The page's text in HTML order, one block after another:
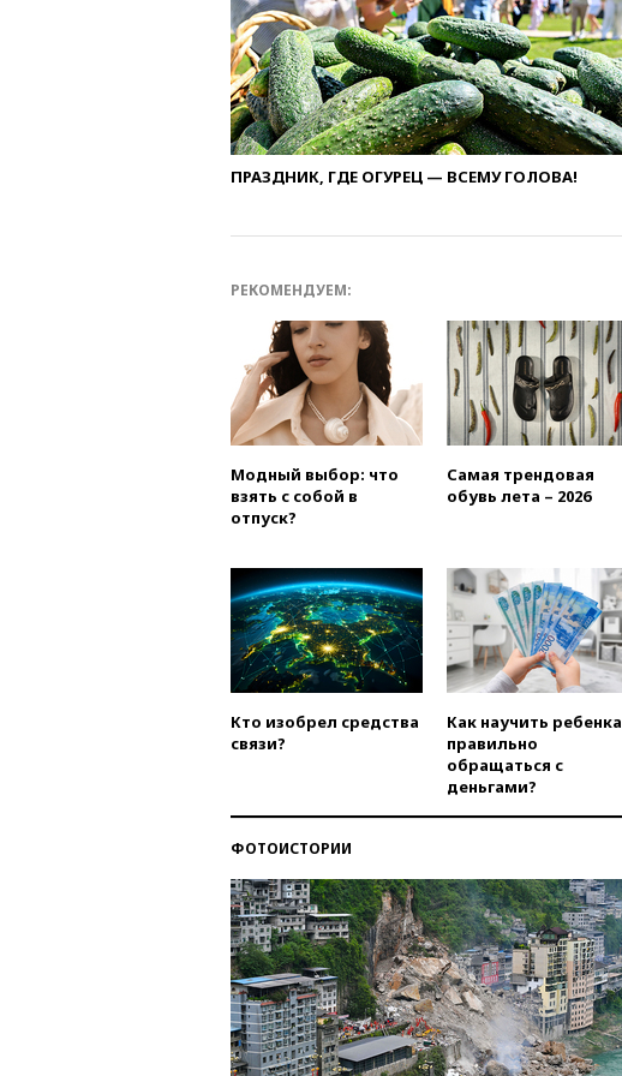
ПРАЗДНИК, ГДЕ ОГУРЕЦ — ВСЕМУ ГОЛОВА!
РЕКОМЕНДУЕМ:
Модный выбор: что
взять с собой в
отпуск?
Самая трендовая
обувь лета – 2026
Кто изобрел средства
связи?
Как научить ребенка
правильно
обращаться с
деньгами?
ФОТОИСТОРИИ